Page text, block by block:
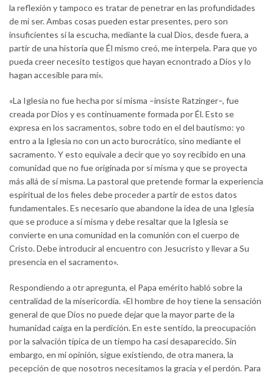
la reflexión y tampoco es tratar de penetrar en las profundidades
de mi ser. Ambas cosas pueden estar presentes, pero son
insuficientes si la escucha, mediante la cual Dios, desde fuera, a
partir de una historia que Él mismo creó, me interpela. Para que yo
pueda creer necesito testigos que hayan ecnontrado a Dios y lo
hagan accesible para mí».
«La Iglesia no fue hecha por sí misma –insiste Ratzinger–, fue
creada por Dios y es continuamente formada por Él. Esto se
expresa en los sacramentos, sobre todo en el del bautismo: yo
entro a la Iglesia no con un acto burocrático, sino mediante el
sacramento. Y esto equivale a decir que yo soy recibido en una
comunidad que no fue originada por sí misma y que se proyecta
más allá de sí misma. La pastoral que pretende formar la experiencia
espiritual de los fieles debe proceder a partir de estos datos
fundamentales. Es necesario que abandone la idea de una Iglesia
que se produce a sí misma y debe resaltar que la Iglesia se
convierte en una comunidad en la comunión con el cuerpo de
Cristo. Debe introducir al encuentro con Jesucristo y llevar a Su
presencia en el sacramento».
Respondiendo a otr apregunta, el Papa emérito habló sobre la
centralidad de la misericordia. «El hombre de hoy tiene la sensación
general de que Dios no puede dejar que la mayor parte de la
humanidad caiga en la perdición. En este sentido, la preocupación
por la salvación típica de un tiempo ha casi desaparecido. Sin
embargo, en mi opinión, sigue existiendo, de otra manera, la
pecepción de que nosotros necesitamos la gracia y el perdón. Para